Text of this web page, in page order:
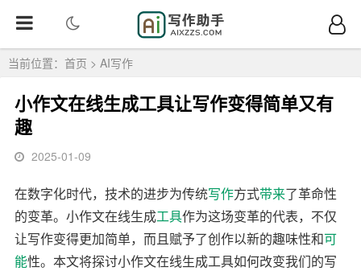
当前位置： 首页 > AI写作
小作文在线生成工具让写作变得简单又有
趣
2025-01-09
在数字化时代，技术的进步为传统写作方式带来了革命性
的变革。小作文在线生成工具作为这场变革的代表，不仅
让写作变得更加简单，而且赋予了创作以新的趣味性和可
能性。本文将探讨小作文在线生成工具如何改变我们的写